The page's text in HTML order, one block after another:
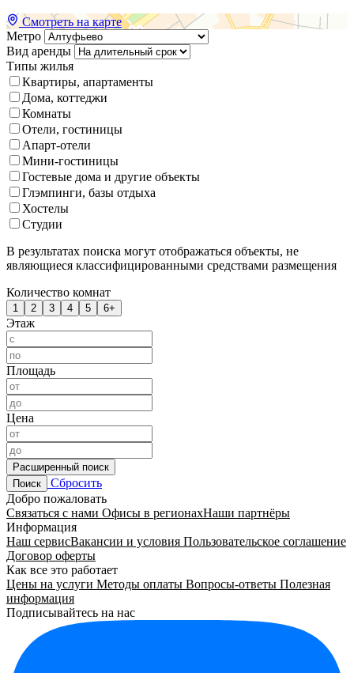
Смотреть на карте
Метро
Вид аренды
Типы жилья
Квартиры, апартаменты
Дома, коттеджи
Комнаты
Отели, гостиницы
Апарт-отели
Мини-гостиницы
Гостевые дома и другие объекты
Глэмпинги, базы отдыха
Хостелы
Студии
В результатах поиска могут отображаться объекты, не
являющиеся классифицированными средствами размещения
Количество комнат
1 2 3 4 5 6+
Этаж
Площадь
Цена
Расширенный поиск
Поиск
Сбросить
Добро пожаловать
Связаться с нами Офисы в регионахНаши партнёры
Информация
Наш сервисВакансии и условия Пользовательское соглашение
Договор оферты
Как все это работает
Цены на услуги Методы оплаты Вопросы-ответы Полезная
информация
Подписывайтесь на нас